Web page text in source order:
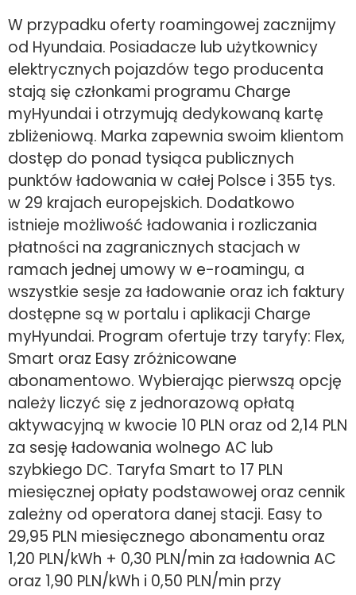
W przypadku oferty roamingowej zacznijmy
od Hyundaia. Posiadacze lub użytkownicy
elektrycznych pojazdów tego producenta
stają się członkami programu Charge
myHyundai i otrzymują dedykowaną kartę
zbliżeniową. Marka zapewnia swoim klientom
dostęp do ponad tysiąca publicznych
punktów ładowania w całej Polsce i 355 tys.
w 29 krajach europejskich. Dodatkowo
istnieje możliwość ładowania i rozliczania
płatności na zagranicznych stacjach w
ramach jednej umowy w e-roamingu, a
wszystkie sesje za ładowanie oraz ich faktury
dostępne są w portalu i aplikacji Charge
myHyundai. Program ofertuje trzy taryfy: Flex,
Smart oraz Easy zróżnicowane
abonamentowo. Wybierając pierwszą opcję
należy liczyć się z jednorazową opłatą
aktywacyjną w kwocie 10 PLN oraz od 2,14 PLN
za sesję ładowania wolnego AC lub
szybkiego DC. Taryfa Smart to 17 PLN
miesięcznej opłaty podstawowej oraz cennik
zależny od operatora danej stacji. Easy to
29,95 PLN miesięcznego abonamentu oraz
1,20 PLN/kWh + 0,30 PLN/min za ładownia AC
oraz 1,90 PLN/kWh i 0,50 PLN/min przy